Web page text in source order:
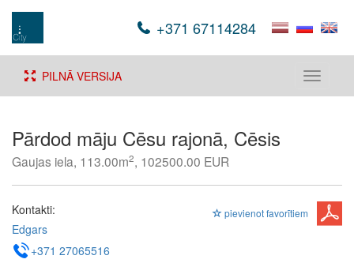
+371 67114284
Toggle
PILNĀ VERSIJA
Pārdod māju Cēsu rajonā, Cēsis
Gaujas iela, 113.00m2, 102500.00 EUR
pievienot favorītiem
Kontakti:
Edgars
+371 27065516